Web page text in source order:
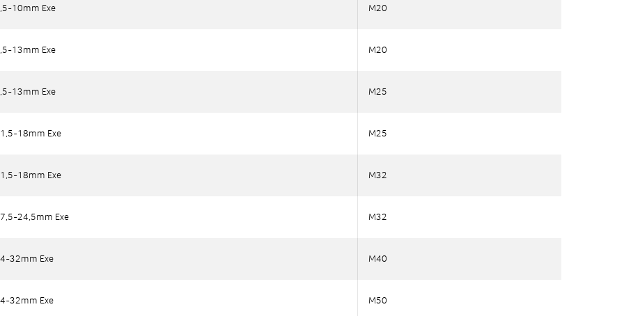
10mm Exe M20
13mm Exe M20
13mm Exe M25
18mm Exe M25
18mm Exe M32
24,5mm Exe M32
32mm Exe M40
32mm Exe M50
10mm Exe M20
13mm Exe M20
13mm Exe M25
18mm Exe M25
18mm Exe M32
24,5mm Exe M32
32mm Exe M40
32mm Exe M50